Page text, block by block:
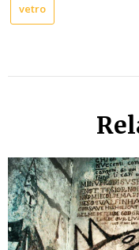
vetro